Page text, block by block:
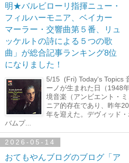
明★バルビローリ指揮ニュー・
フィルハーモニア、ベイカー
マーラー・交響曲第５番、リュ
ッケルトの詩による５つの歌
曲」が総合記事ランキング8位
になりました！
5/15 (Fri) Today's Topics
ーノが生まれた日（1948
境音楽（アンビエント・
ニア的存在であり、昨年
年を迎えた。デヴィッド
バムプ...
2026-05-14
おてもやんブログのブログ「ア